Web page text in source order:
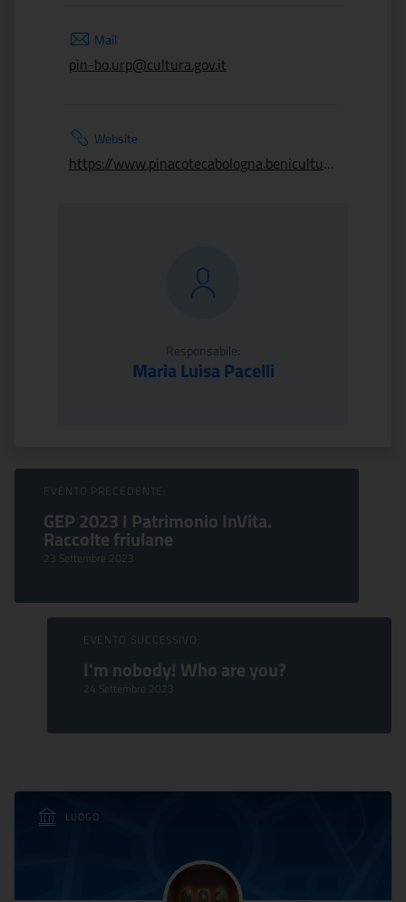
Mail
pin-bo.urp@cultura.gov.it
Website
https://www.pinacotecabologna.beniculturali.it/it/
Responsabile:
Maria Luisa Pacelli
Sfoglia Eventi
EVENTO PRECEDENTE:
GEP 2023 I Patrimonio InVita.
Raccolte friulane
23 Settembre 2023
EVENTO SUCCESSIVO:
I'm nobody! Who are you?
24 Settembre 2023
LUOGO